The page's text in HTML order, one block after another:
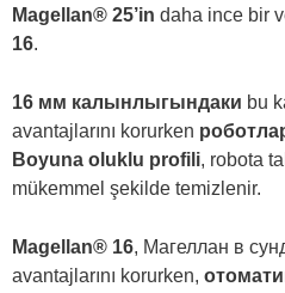
Magellan® 25’in daha ince bir
16.
16 мм калынлыгындаки bu
avantajlarını korurken
Boyuna oluklu profili, robota
mükemmel şekilde temizlenir.
Magellan® 16, Магеллан в
avantajlarını korurken,